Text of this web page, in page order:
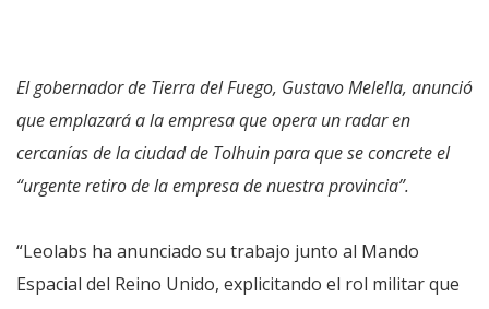
El gobernador de Tierra del Fuego, Gustavo Melella, anunció
que emplazará a la empresa que opera un radar en
cercanías de la ciudad de Tolhuin para que se concrete el
“urgente retiro de la empresa de nuestra provincia”.
“Leolabs ha anunciado su trabajo junto al Mando
Espacial del Reino Unido, explicitando el rol militar que